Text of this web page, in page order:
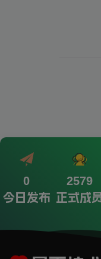
0
今日发布
2579
正式成